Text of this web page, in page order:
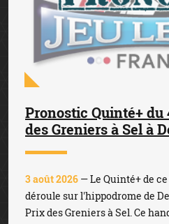
Pronostic Quinté+ du
des Greniers à Sel à
3 août 2026 — Le Quinté+ de
déroule sur l'hippodrome de
Prix des Greniers à Sel. Ce